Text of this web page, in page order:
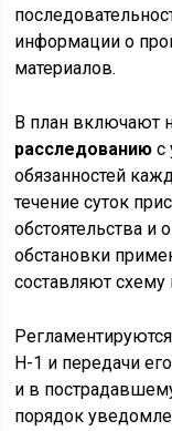
информации о
материалов.
В план включают
расследованию с
обязанностей
течение суток
обстоятельства и
обстановки
составляют схему
Н-1 и передачи
и в
порядок